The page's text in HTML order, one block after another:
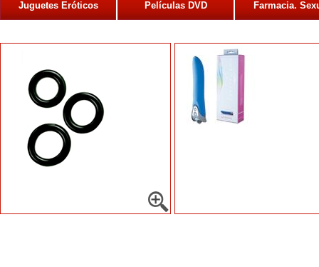
Juguetes Eróticos Películas DVD Farmacia.